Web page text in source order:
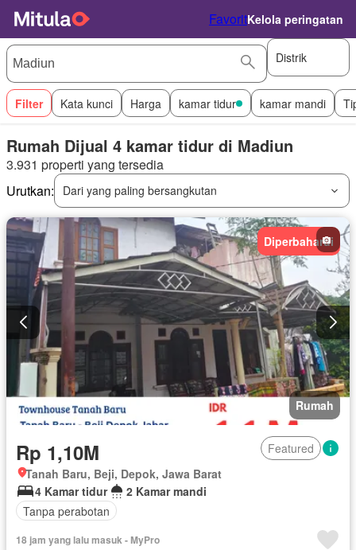
FavoritKelola peringatan
Distrik
Filter Kata kunci Harga kamar tidur kamar mandi
Rumah Dijual 4 kamar tidur di Madiun
3.931 properti yang tersedia
Urutkan:
Dari yang paling bersangkutan
Diperbaharui
Rumah
Rp 1,10M
Featured
Tanah Baru, Beji, Depok, Jawa Barat
4 Kamar tidur
2 Kamar mandi
Tanpa perabotan
18 jam yang lalu masuk - MyPro